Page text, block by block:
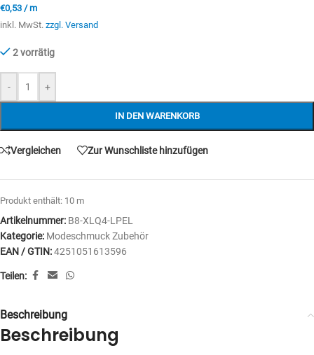
€0,53 /m
inkl. MwSt. zzgl. Versand
2 vorrätig
- +
IN DEN WARENKORB
Vergleichen Zur Wunschliste hinzufügen
Produkt enthält: 10 m
Artikelnummer: B8-XLQ4-LPEL
Kategorie: Modeschmuck Zubehör
EAN / GTIN:4251051613596
Teilen:
Beschreibung
Beschreibung